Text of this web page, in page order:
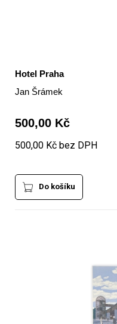
Hotel Praha
Jan Šrámek
500,00 Kč
500,00 Kč bez DPH
Do košíku